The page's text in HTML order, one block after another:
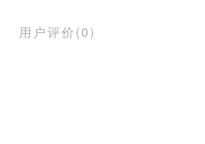
用户评价(0)